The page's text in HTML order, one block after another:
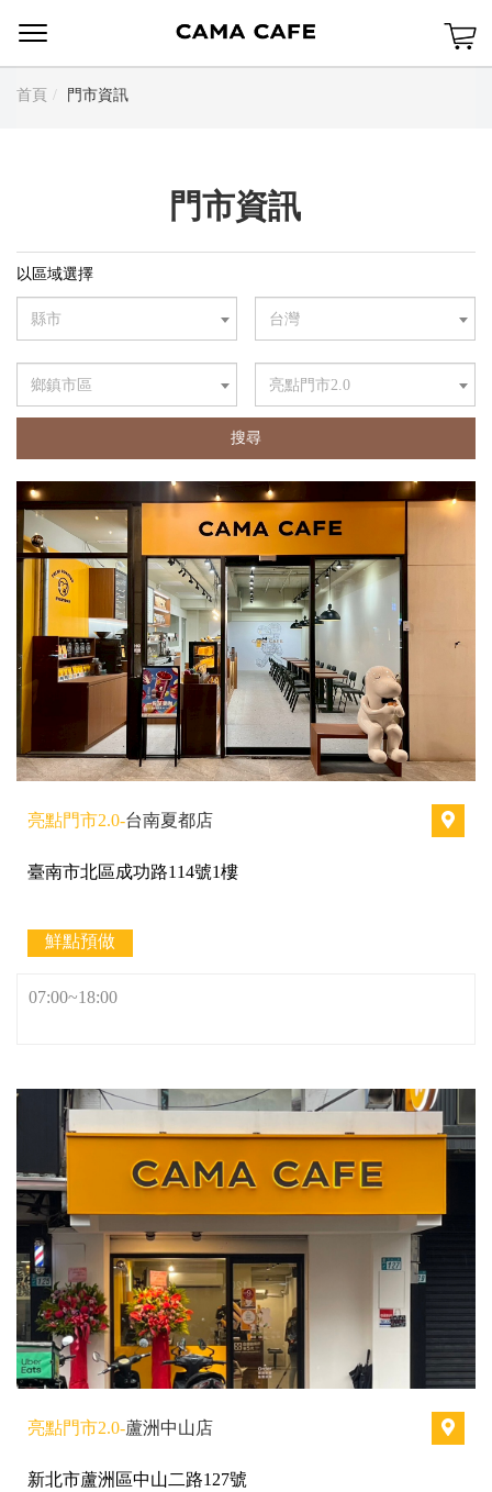
首頁 門市資訊
門市資訊
以區域選擇
台灣
縣市
鄉鎮市區 亮點門市2.0
搜尋
亮點門市2.0-台南夏都店
臺南市北區成功路114號1樓
鮮點預做
07:00~18:00
亮點門市2.0-蘆洲中山店
新北市蘆洲區中山二路127號